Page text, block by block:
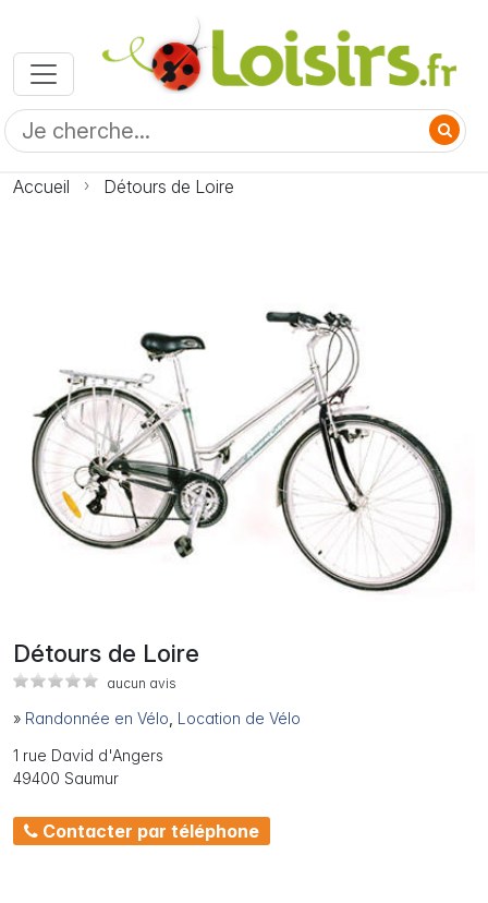
Accueil Détours de Loire
Photo Détours de Loire
Détours de Loire
aucun avis
» Randonnée en Vélo Location de Vélo
1 rue David d'Angers
49400 Saumur
Contacter par téléphone